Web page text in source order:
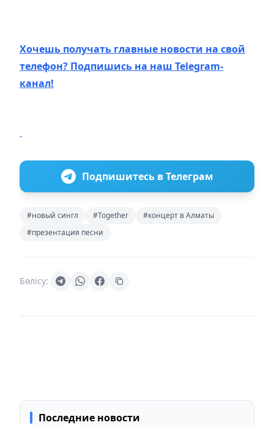
Хочешь получать главные новости на свой
телефон? Подпишись на наш Telegram-
канал!
Подпишитесь в Телеграм
#новый сингл #Together
#концерт в Алматы
#презентация песни
Бөлісу:
Последние новости